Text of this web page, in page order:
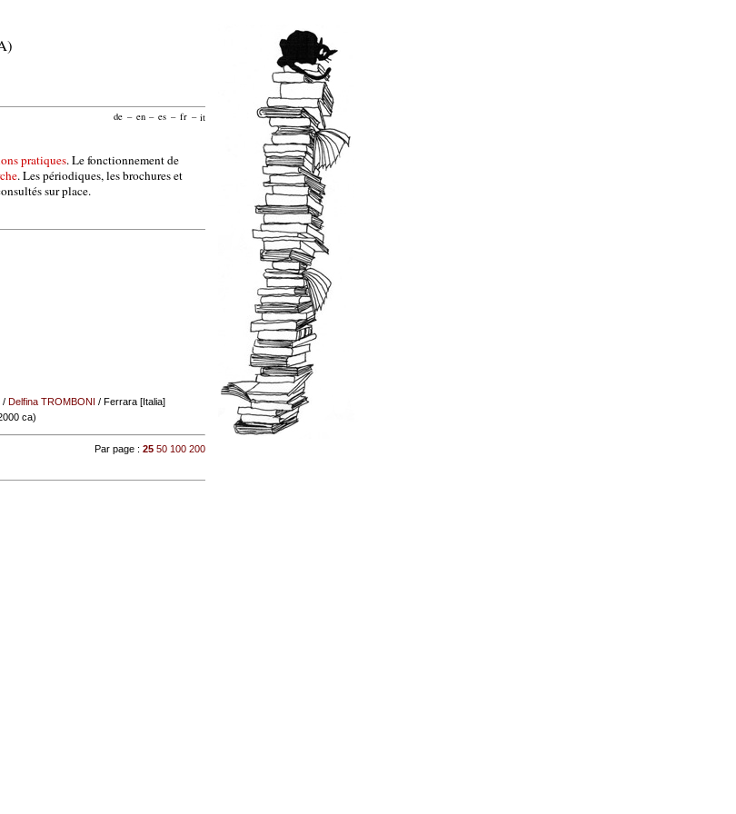
de – en – es – fr – it
pratiques. Le fonctionnement de
. Les périodiques, les brochures et
sur place.
/ Delfina TROMBONI / Ferrara [Italia]
ca)
Par page :25 50 100 200